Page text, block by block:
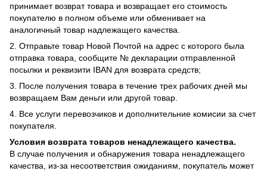
принимает возврат товара и возвращает его стоимость
покупателю в полном объеме или обменивает на
аналогичный товар надлежащего качества.
2. Отправьте товар Новой Почтой на адрес с которого была
отправка товара, сообщите № декларации отправленной
посылки и реквизити IBAN для возврата средств;
3. После получения товара в течение трех рабочих дней мы
возвращаем Вам деньги или другой товар.
4. Все услуги перевозчиков и дополнительние комисии за счет
покупателя.
Условия возврата товаров ненадлежащего качества.
В случае получения и обнаружения товара ненадлежащего
качества, из-за несоответствия ожиданиям, покупатель может